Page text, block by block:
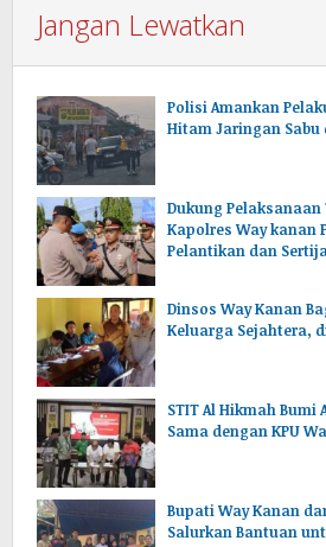
Jangan Lewatkan
Polisi Amankan
Hitam Jaringan Sabu
Dukung
Kapolres Way kanan
Pelantikan dan
Dinsos Way Kanan
Keluarga Sejahtera,
STIT Al Hikmah Bumi
Sama dengan KPU
Bupati Way Kanan
Salurkan Bantuan